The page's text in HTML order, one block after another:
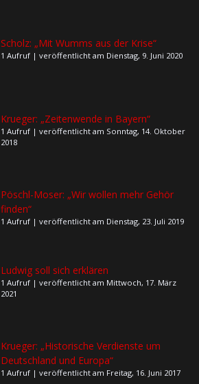
Scholz: „Mit Wumms aus der Krise“
1 Aufruf |veröffentlicht am Dienstag, 9. Juni 2020
Krueger: „Zeitenwende in Bayern“
1 Aufruf |veröffentlicht am Sonntag, 14. Oktober
2018
Pöschl-Moser: „Wir wollen mehr Gehör
finden“
1 Aufruf |veröffentlicht am Dienstag, 23. Juli 2019
Ludwig soll sich erklären
1 Aufruf |veröffentlicht am Mittwoch, 17. März
2021
Krueger: „Historische Verdienste um
Deutschland und Europa“
1 Aufruf |veröffentlicht am Freitag, 16. Juni 2017